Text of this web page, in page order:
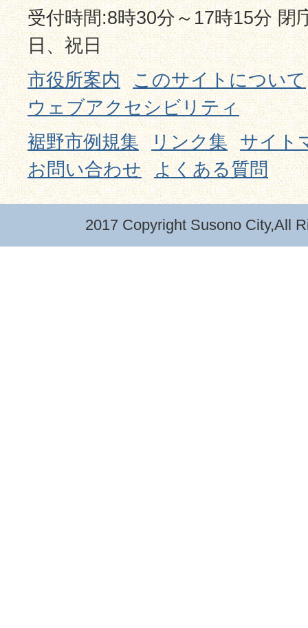
受付時間:8時30分～17時15分 閉
日、祝日
市役所案内
このサイトについて
ウェブアクセシビリティ
裾野市例規集
リンク集
サイト
お問い合わせ
よくある質問
2017 Copyright Susono City,All